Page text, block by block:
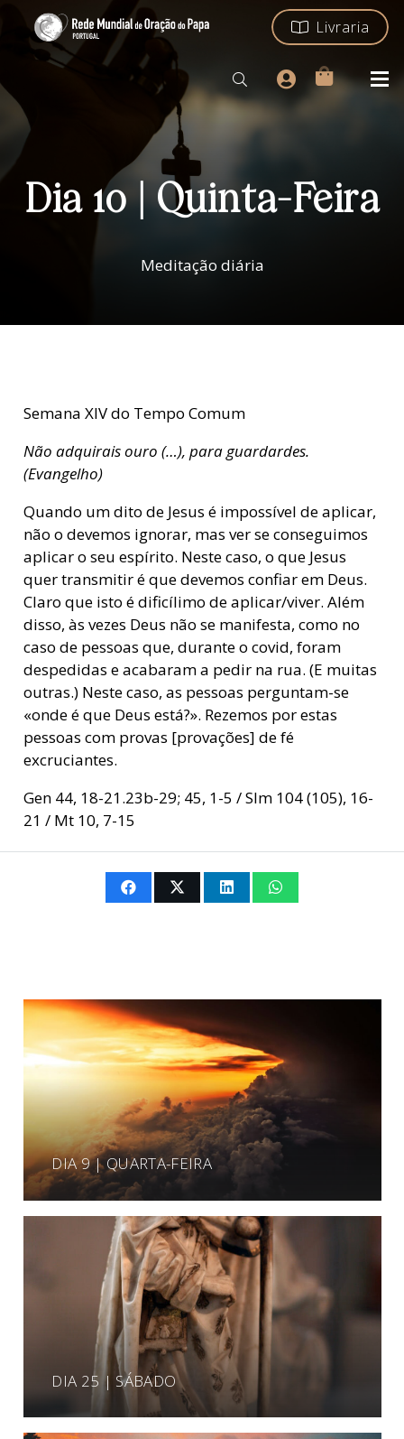
Livraria
Dia 10 | Quinta-Feira
Meditação diária
Semana XIV do Tempo Comum
Não adquirais ouro (…), para guardardes.
(Evangelho)
Quando um dito de Jesus é impossível de aplicar,
não o devemos ignorar, mas ver se conseguimos
aplicar o seu espírito. Neste caso, o que Jesus
quer transmitir é que devemos confiar em Deus.
Claro que isto é dificílimo de aplicar/viver. Além
disso, às vezes Deus não se manifesta, como no
caso de pessoas que, durante o covid, foram
despedidas e acabaram a pedir na rua. (E muitas
outras.) Neste caso, as pessoas perguntam-se
«onde é que Deus está?». Rezemos por estas
pessoas com provas [provações] de fé
excruciantes.
Gen 44, 18-21.23b-29; 45, 1-5 / Slm 104 (105), 16-
21 / Mt 10, 7-15
DIA 9 | QUARTA-FEIRA
DIA 25 | SÁBADO